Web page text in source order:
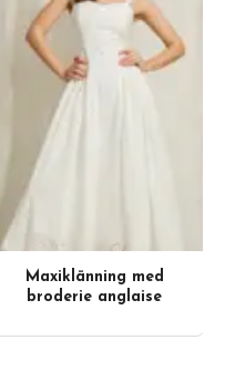
Maxiklänning med
broderie anglaise